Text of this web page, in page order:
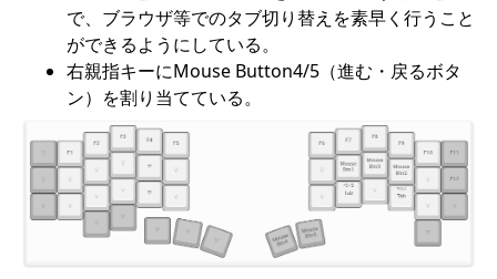
で、ブラウザ等でのタブ切り替えを素早く行うこと
ができるようにしている。
右親指キーにMouse Button4/5（進む・戻るボタ
ン）を割り当てている。